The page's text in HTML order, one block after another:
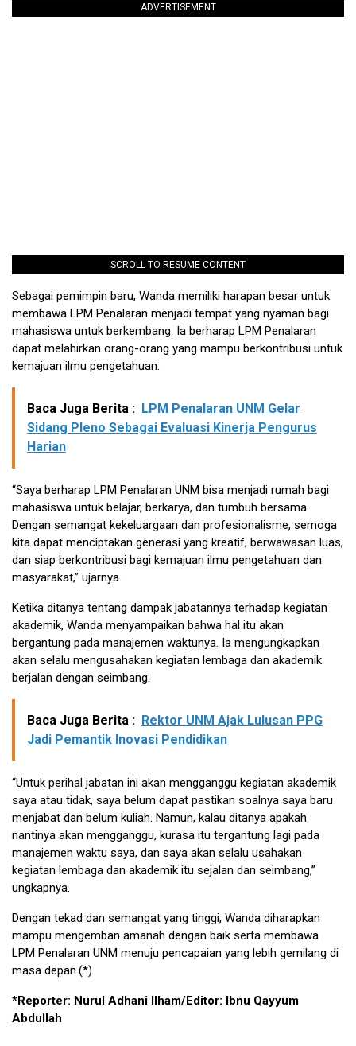
ADVERTISEMENT
SCROLL TO RESUME CONTENT
Sebagai pemimpin baru, Wanda memiliki harapan besar untuk
membawa LPM Penalaran menjadi tempat yang nyaman bagi
mahasiswa untuk berkembang. Ia berharap LPM Penalaran
dapat melahirkan orang-orang yang mampu berkontribusi untuk
kemajuan ilmu pengetahuan.
Baca Juga Berita : LPM Penalaran UNM Gelar
Sidang Pleno Sebagai Evaluasi Kinerja Pengurus
Harian
“Saya berharap LPM Penalaran UNM bisa menjadi rumah bagi
mahasiswa untuk belajar, berkarya, dan tumbuh bersama.
Dengan semangat kekeluargaan dan profesionalisme, semoga
kita dapat menciptakan generasi yang kreatif, berwawasan luas,
dan siap berkontribusi bagi kemajuan ilmu pengetahuan dan
masyarakat,” ujarnya.
Ketika ditanya tentang dampak jabatannya terhadap kegiatan
akademik, Wanda menyampaikan bahwa hal itu akan
bergantung pada manajemen waktunya. Ia mengungkapkan
akan selalu mengusahakan kegiatan lembaga dan akademik
berjalan dengan seimbang.
Baca Juga Berita : Rektor UNM Ajak Lulusan PPG
Jadi Pemantik Inovasi Pendidikan
“Untuk perihal jabatan ini akan mengganggu kegiatan akademik
saya atau tidak, saya belum dapat pastikan soalnya saya baru
menjabat dan belum kuliah. Namun, kalau ditanya apakah
nantinya akan mengganggu, kurasa itu tergantung lagi pada
manajemen waktu saya, dan saya akan selalu usahakan
kegiatan lembaga dan akademik itu sejalan dan seimbang,”
ungkapnya.
Dengan tekad dan semangat yang tinggi, Wanda diharapkan
mampu mengemban amanah dengan baik serta membawa
LPM Penalaran UNM menuju pencapaian yang lebih gemilang di
masa depan.(*)
*Reporter: Nurul Adhani Ilham/Editor: Ibnu Qayyum
Abdullah